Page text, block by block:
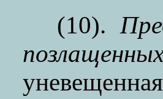
(10).